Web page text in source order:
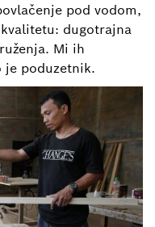
pod vodom,
dugotrajna
Mi ih
je poduzetnik.